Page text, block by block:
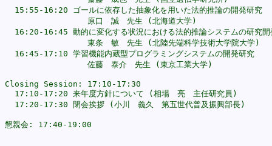
  15:55-16:20 ゴールに依存した抽象化を用いた法的推論の開発研究
                 原口　誠　先生 (北海道大学)
16:20-16:45 動的に変化する状況における法的推論システムの研究開
                 東条　敏　先生 (北陸先端科学技術大学院大学)
  16:45-17:10 学習機能内蔵型プログラミングシステムの開発研究
                 佐藤　泰介　先生 (東京工業大学)
Closing Session: 17:10-17:30
  17:10-17:20 来年度方針について (相場　亮　主任研究員)
  17:20-17:30 閉会挨拶 (小川　義久　第五世代普及振興部長)
懇親会: 17:40-19:00